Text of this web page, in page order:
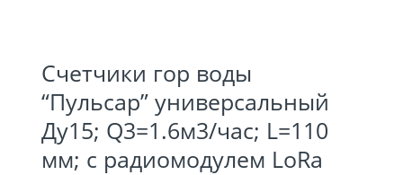
Счетчики гор воды
“Пульсар” универсальный
Ду15; Q3=1.6м3/час; L=110
мм; с радиомодулем LoRa